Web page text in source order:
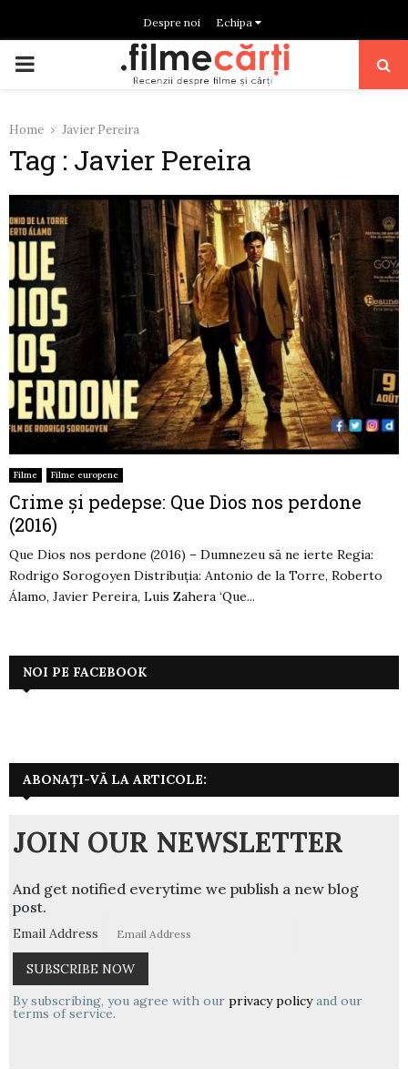
Despre noi Echipa
PRIMARY
Home Javier Pereira
Tag : Javier Pereira
Filme Filme europene
Crime și pedepse: Que Dios nos perdone
(2016)
Que Dios nos perdone (2016) – Dumnezeu să ne ierte Regia:
Rodrigo Sorogoyen Distribuția: Antonio de la Torre, Roberto
Álamo, Javier Pereira, Luis Zahera ‘Que...
NOI PE FACEBOOK
ABONAȚI-VĂ LA ARTICOLE:
JOIN OUR NEWSLETTER
And get notified everytime we publish a new blog
post.
Email Address
By subscribing, you agree with our privacy policyand our
terms of service.